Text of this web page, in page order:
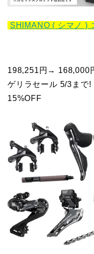
SHIMANO ( シマノ )
198,251円→ 168,000
ゲリラセール 5/3まで!
15%OFF